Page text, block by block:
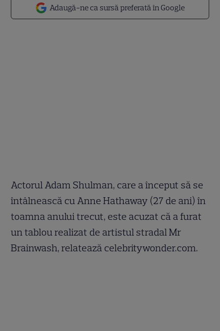
Adaugă-ne ca sursă preferată în Google
Actorul Adam Shulman, care a început să se
întâlnească cu Anne Hathaway (27 de ani) în
toamna anului trecut, este acuzat că a furat
un tablou realizat de artistul stradal Mr
Brainwash, relatează celebritywonder.com.